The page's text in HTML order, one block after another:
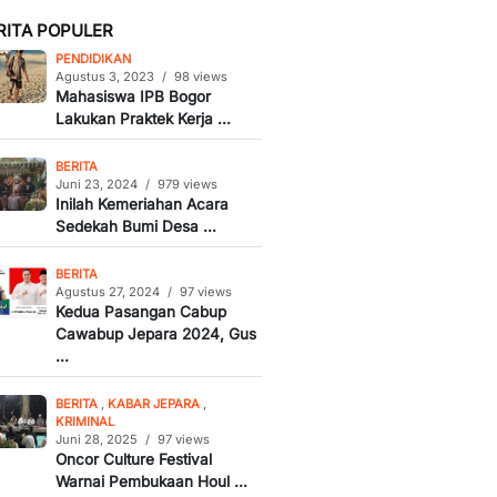
POPULER
PENDIDIKAN
Agustus 3, 2023 / 98 views
Mahasiswa IPB Bogor
Lakukan Praktek Kerja ...
BERITA
Juni 23, 2024 / 979 views
Inilah Kemeriahan Acara
Sedekah Bumi Desa ...
BERITA
Agustus 27, 2024 / 97 views
Kedua Pasangan Cabup
Cawabup Jepara 2024, Gus
...
BERITA KABAR JEPARA
KRIMINAL
Juni 28, 2025
/ 97 views
Oncor Culture Festival
Warnai Pembukaan Houl ...